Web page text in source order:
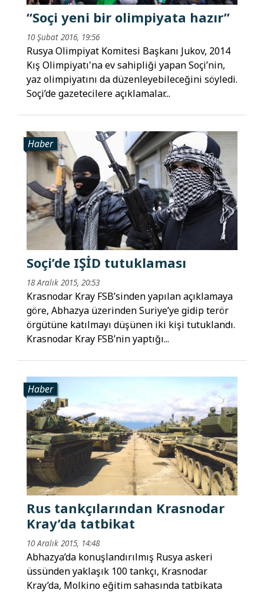
“Soçi yeni bir olimpiyata hazır”
10 Şubat 2016, 19:56
Rusya Olimpiyat Komitesi Başkanı Jukov, 2014
Kış Olimpiyatı'na ev sahipliği yapan Soçi’nin,
yaz olimpiyatını da düzenleyebileceğini söyledi.
Soçi’de gazetecilere açıklamalar...
Haber
Soçi’de IŞİD tutuklaması
18 Aralık 2015, 20:53
Krasnodar Kray FSB’sinden yapılan açıklamaya
göre, Abhazya üzerinden Suriye’ye gidip terör
örgütüne katılmayı düşünen iki kişi tutuklandı.
Krasnodar Kray FSB’nin yaptığı...
Haber
Rus tankçılarından Krasnodar
Kray’da tatbikat
10 Aralık 2015, 14:48
Abhazya’da konuşlandırılmış Rusya askeri
üssünden yaklaşık 100 tankçı, Krasnodar
Kray’da, Molkino eğitim sahasında tatbikata